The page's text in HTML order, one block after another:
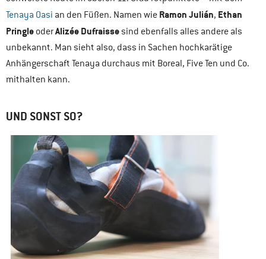
Tenaya Oasi an den Füßen. Namen wie Ramon Julián, Ethan
Pringle oderAlizée Dufraissesind ebenfalls alles andere als
unbekannt. Man sieht also, dass in Sachen hochkarätige
Anhängerschaft Tenaya durchaus mit Boreal, Five Ten und Co.
mithalten kann.
UND SONST SO?